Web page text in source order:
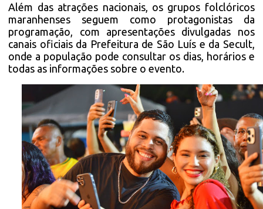
Além das atrações nacionais, os grupos folclóricos
maranhenses seguem como protagonistas da
programação, com apresentações divulgadas nos
canais oficiais da Prefeitura de São Luís e da Secult,
onde a população pode consultar os dias, horários e
todas as informações sobre o evento.